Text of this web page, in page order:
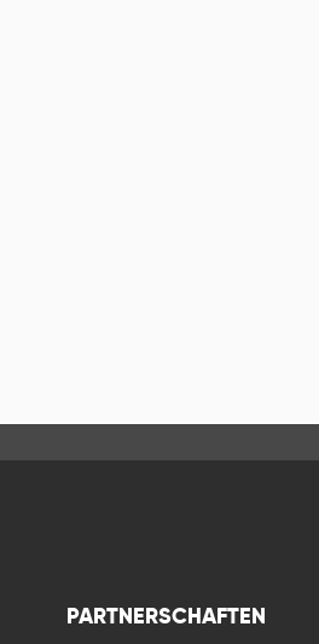
PARTNERSCHAFTEN